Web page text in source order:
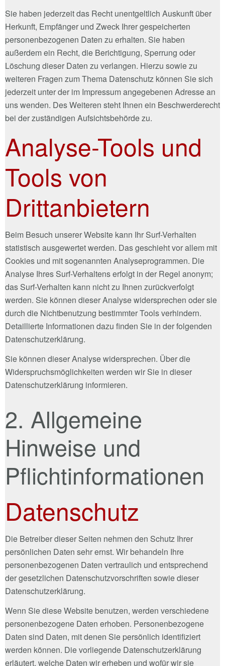
Sie haben jederzeit das Recht unentgeltlich Auskunft über
Herkunft, Empfänger und Zweck Ihrer gespeicherten
personenbezogenen Daten zu erhalten. Sie haben
außerdem ein Recht, die Berichtigung, Sperrung oder
Löschung dieser Daten zu verlangen. Hierzu sowie zu
weiteren Fragen zum Thema Datenschutz können Sie sich
jederzeit unter der im Impressum angegebenen Adresse an
uns wenden. Des Weiteren steht Ihnen ein Beschwerderecht
bei der zuständigen Aufsichtsbehörde zu.
Analyse-Tools und
Tools von
Drittanbietern
Beim Besuch unserer Website kann Ihr Surf-Verhalten
statistisch ausgewertet werden. Das geschieht vor allem mit
Cookies und mit sogenannten Analyseprogrammen. Die
Analyse Ihres Surf-Verhaltens erfolgt in der Regel anonym;
das Surf-Verhalten kann nicht zu Ihnen zurückverfolgt
werden. Sie können dieser Analyse widersprechen oder sie
durch die Nichtbenutzung bestimmter Tools verhindern.
Detaillierte Informationen dazu finden Sie in der folgenden
Datenschutzerklärung.
Sie können dieser Analyse widersprechen. Über die
Widerspruchsmöglichkeiten werden wir Sie in dieser
Datenschutzerklärung informieren.
2. Allgemeine
Hinweise und
Pflichtinformationen
Datenschutz
Die Betreiber dieser Seiten nehmen den Schutz Ihrer
persönlichen Daten sehr ernst. Wir behandeln Ihre
personenbezogenen Daten vertraulich und entsprechend
der gesetzlichen Datenschutzvorschriften sowie dieser
Datenschutzerklärung.
Wenn Sie diese Website benutzen, werden verschiedene
personenbezogene Daten erhoben. Personenbezogene
Daten sind Daten, mit denen Sie persönlich identifiziert
werden können. Die vorliegende Datenschutzerklärung
erläutert, welche Daten wir erheben und wofür wir sie